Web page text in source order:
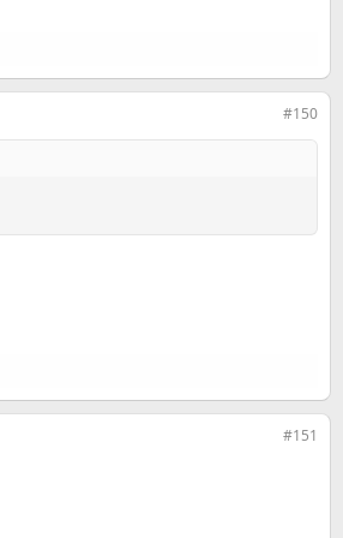
#150
#151